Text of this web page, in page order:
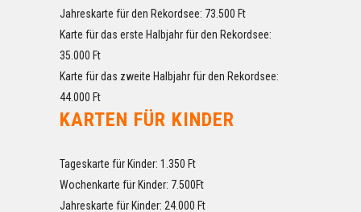
Jahreskarte für den Rekordsee: 73.500 Ft
Karte für das erste Halbjahr für den Rekordsee:
35.000 Ft
Karte für das zweite Halbjahr für den Rekordsee:
44.000 Ft
KARTEN FÜR KINDER
Tageskarte für Kinder: 1.350 Ft
Wochenkarte für Kinder: 7.500Ft
Jahreskarte für Kinder: 24.000 Ft